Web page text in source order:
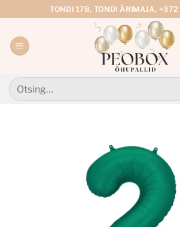
to
TONDI 17B, TONDI ÄRIMAJA,
Otsi: